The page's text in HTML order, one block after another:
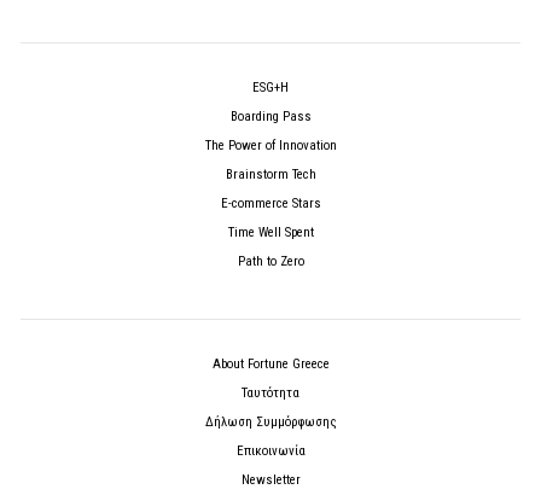
ESG+H
Boarding Pass
The Power of Innovation
Brainstorm Tech
E-commerce Stars
Time Well Spent
Path to Zero
About Fortune Greece
Ταυτότητα
Δήλωση Συμμόρφωσης
Επικοινωνία
Newsletter